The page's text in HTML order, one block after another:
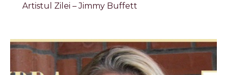
Artistul Zilei – Jimmy Buffett